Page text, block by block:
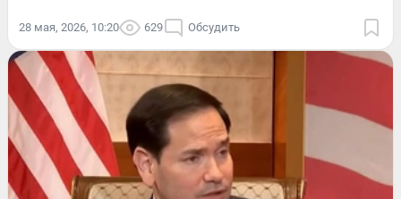
28 мая, 2026, 10:20 629 Обсудить